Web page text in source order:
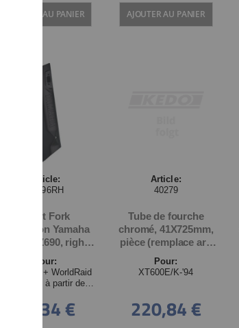
AJOUTER AU PANIER AJOUTER AU PANIER
Article:
30696RH
Front Fork
Protection Yamaha
T700 XTZ690, right,
Pour:
Ténéré700 + WorldRaid
(XTZ690) à partir de
46,34 €
Article:
40279
Tube de fourche
chromé, 41X725mm,
pièce (remplace art.
40267)
Pour:
XT600E/K-'94
220,84 €